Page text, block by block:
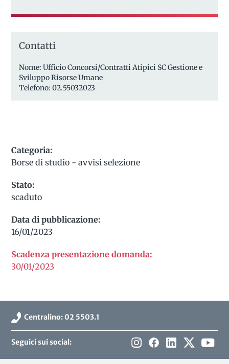
Contatti
Nome: Ufficio Concorsi/Contratti Atipici SC Gestione e
Sviluppo Risorse Umane
Telefono: 02.55032023
Categoria:
Borse di studio - avvisi selezione
Stato:
scaduto
Data di pubblicazione:
16/01/2023
Scadenza presentazione domanda:
30/01/2023
Centralino: 02 5503.1
Seguici sui social: